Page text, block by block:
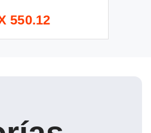
550.12